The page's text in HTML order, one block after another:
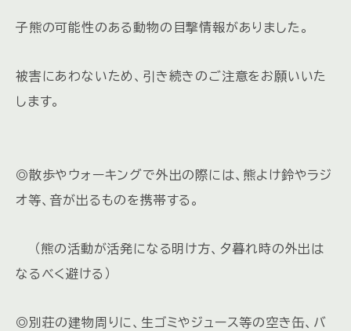
子熊の可能性のある動物の目撃情報がありました。
被害にあわないため、引き続きのご注意をお願いいた
します。
◎散歩やウォーキングで外出の際には、熊よけ鈴やラジ
オ等、音が出るものを携帯する。
（熊の活動が活発になる明け方、夕暮れ時の外出は
なるべく避ける）
◎別荘の建物周りに、生ゴミやジュース等の空き缶、バ